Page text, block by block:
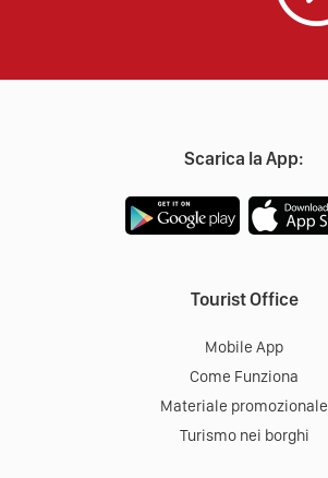
Scarica la App:
Tourist Office
Mobile App
Come Funziona
Materiale promozionale
Turismo nei borghi